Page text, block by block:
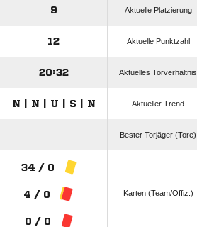
9 Aktuelle Platzierung
12 Aktuelle Punktzahl
20:32 Aktuelles Torverhältnis
N | N | U | S | N Aktueller Trend
Bester Torjäger (Tore)
34 / 0
4 / 0
0 / 0
Karten (Team/Offiz.)